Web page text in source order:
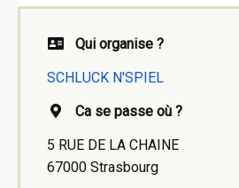
Qui organise ?
SCHLUCK N'SPIEL
Ca se passe où ?
5 RUE DE LA CHAINE
67000 Strasbourg